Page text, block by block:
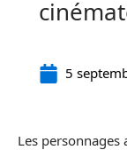
5
Les personnages